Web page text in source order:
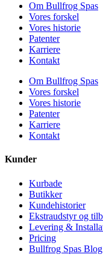
Om Bullfrog Spas
Vores forskel
Vores historie
Patenter
Karriere
Kontakt
Om Bullfrog Spas
Vores forskel
Vores historie
Patenter
Karriere
Kontakt
Kunder
Kurbade
Butikker
Kundehistorier
Ekstraudstyr og
Levering &
Pricing
Bullfrog Spas Blog